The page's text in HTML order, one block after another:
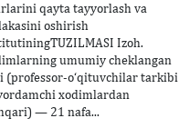
qayta tayyorlash va
oshirish
Izoh.
umumiy cheklangan
(professor-o‘qituvchilar tarkibi
xodimlardan
— 21 nafa...